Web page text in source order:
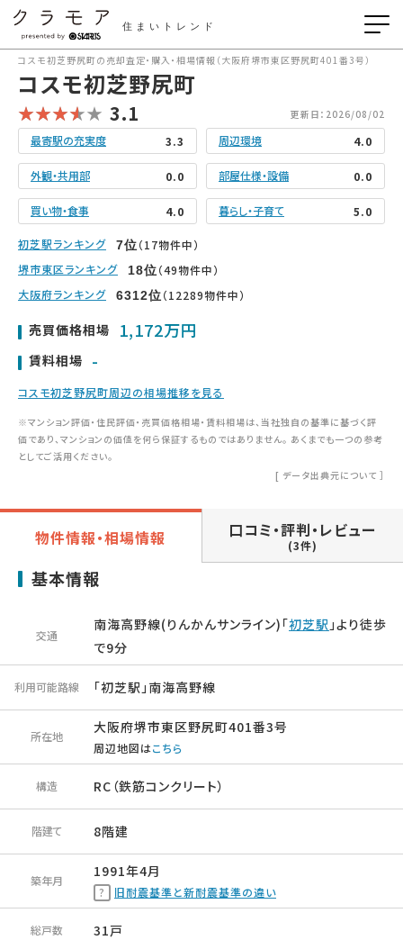
住まいトレンド
コスモ初芝野尻町の売却査定・購入・相場情報（大阪府堺市東区野尻町401番3号）
コスモ初芝野尻町
3.1 更新日：2026/08/02
最寄駅の充実度 3.3 周辺環境 4.0
外観・共用部 0.0 部屋仕様・設備 0.0
買い物・食事 4.0 暮らし・子育て 5.0
初芝駅ランキング 7位（17物件中）
堺市東区ランキング
18位（49物件中）
大阪府ランキング
6312位（12289物件中）
売買価格相場 1,172万円
賃料相場 -
コスモ初芝野尻町周辺の相場推移を見る
※マンション評価・住民評価・売買価格相場・賃料相場は、当社独自の基準に基づく評
価であり、マンションの価値を何ら保証するものではありません。 あくまでも一つの参考
としてご活用ください。
[ データ出典元について ］
物件情報・相場情報 口コミ・評判・レビュー
(3件)
基本情報
交通
南海高野線(りんかんサンライン)「初芝駅」より徒歩
で9分
利用可能路線 「初芝駅」南海高野線
所在地
大阪府堺市東区野尻町401番3号
周辺地図はこちら
構造 RC（鉄筋コンクリート）
階建て 8階建
築年月
1991年4月
旧耐震基準と新耐震基準の違い
総戸数 31戸